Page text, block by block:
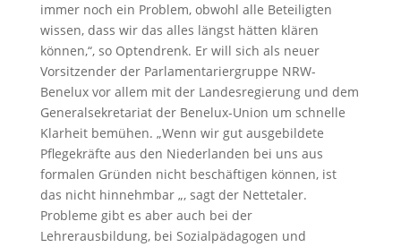
immer noch ein Problem, obwohl alle Beteiligten
wissen, dass wir das alles längst hätten klären
können,“, so Optendrenk. Er will sich als neuer
Vorsitzender der Parlamentariergruppe NRW-
Benelux vor allem mit der Landesregierung und dem
Generalsekretariat der Benelux-Union um schnelle
Klarheit bemühen. „Wenn wir gut ausgebildete
Pflegekräfte aus den Niederlanden bei uns aus
formalen Gründen nicht beschäftigen können, ist
das nicht hinnehmbar „, sagt der Nettetaler.
Probleme gibt es aber auch bei der
Lehrerausbildung, bei Sozialpädagogen und